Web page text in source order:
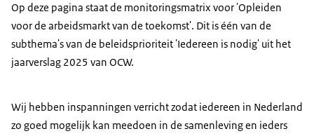
Op deze pagina staat de monitoringsmatrix voor 'Opleiden
voor de arbeidsmarkt van de toekomst'. Dit is één van de
subthema's van de beleidsprioriteit 'Iedereen is nodig' uit het
jaarverslag 2025 van OCW.
Wij hebben inspanningen verricht zodat iedereen in Nederland
zo goed mogelijk kan meedoen in de samenleving en ieders